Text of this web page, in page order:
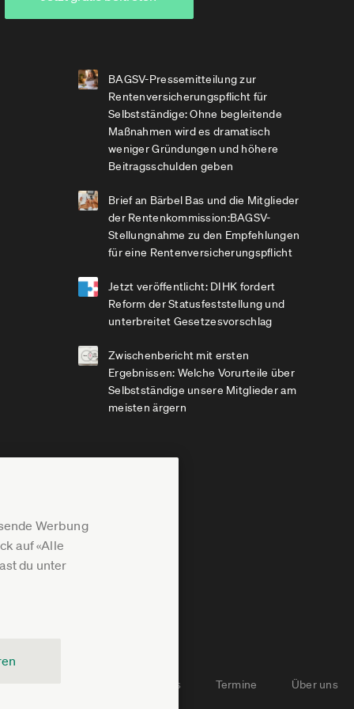
Werbung
auf «Alle
du unter
BAGSV-Pressemitteilung zur
Rentenversicherungspflicht für
Selbstständige: Ohne begleitende
Maßnahmen wird es dramatisch
weniger Gründungen und höhere
Beitragsschulden geben
Brief an Bärbel Bas und die Mitglieder
der Rentenkommission:BAGSV-
Stellungnahme zu den Empfehlungen
für eine Rentenversicherungspflicht
Jetzt veröffentlicht: DIHK fordert
Reform der Statusfeststellung und
unterbreitet Gesetzesvorschlag
Zwischenbericht mit ersten
Ergebnissen: Welche Vorurteile über
Selbstständige unsere Mitglieder am
meisten ärgern
Jobs Termine Über uns